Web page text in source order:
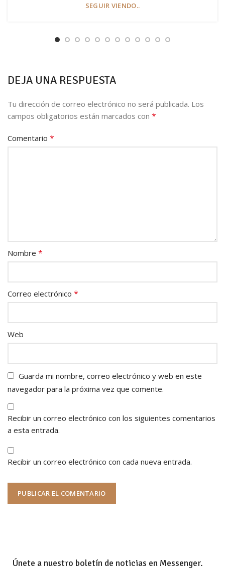
SEGUIR VIENDO..
DEJA UNA RESPUESTA
Tu dirección de correo electrónico no será publicada. Los
campos obligatorios están marcados con *
Comentario *
Nombre *
Correo electrónico *
Web
Guarda mi nombre, correo electrónico y web en este
navegador para la próxima vez que comente.
Recibir un correo electrónico con los siguientes comentarios
a esta entrada.
Recibir un correo electrónico con cada nueva entrada.
Únete a nuestro boletín de noticias en Messenger.